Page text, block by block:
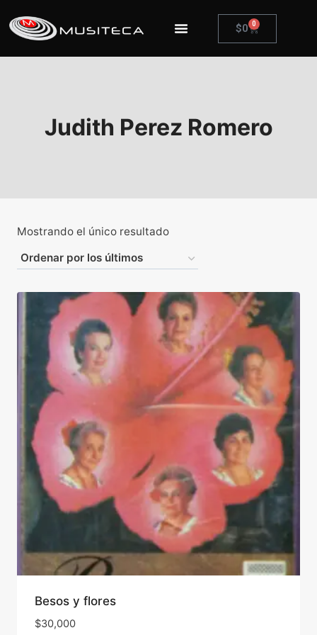
$0 0
Judith Perez Romero
Mostrando el único resultado
Besos y flores
$30,000